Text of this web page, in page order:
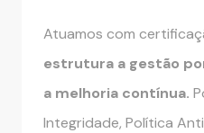
Atuamos com
estrutura a gestão
a melhoria contínua.
Integridade, Política